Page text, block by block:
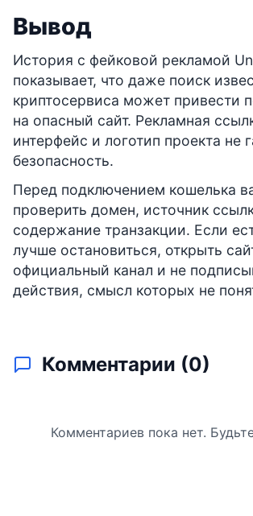
Вывод
История с фейковой рекламой
показывает, что даже поиск
криптосервиса может привести
на опасный сайт. Рекламная
интерфейс и логотип проекта не
безопасность.
Перед подключением кошелька
проверить домен, источник
содержание транзакции. Если
лучше остановиться, открыть
официальный канал и не
действия, смысл которых не
Комментарии (0)
Комментариев пока нет.